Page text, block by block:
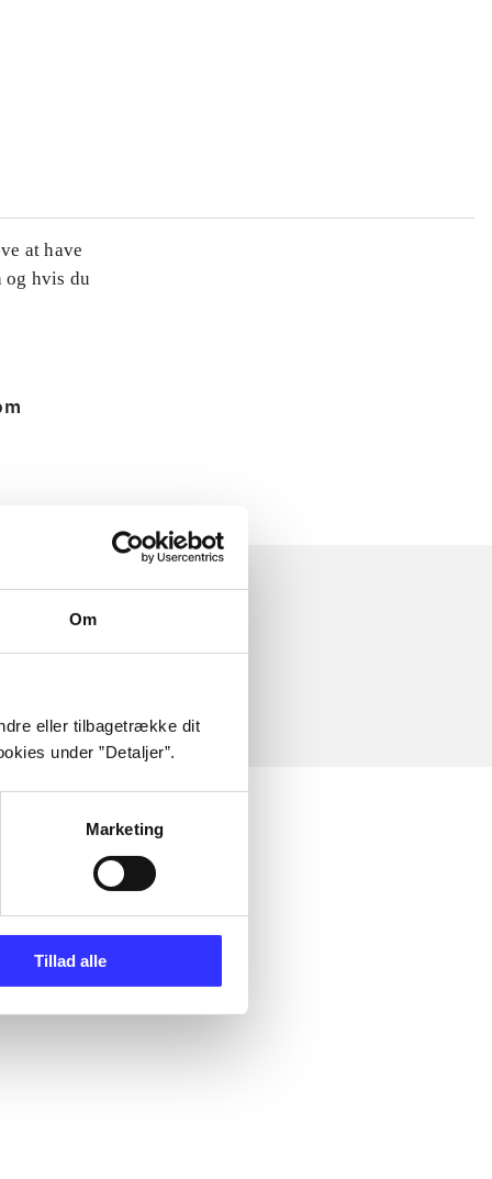
Om
eller tilbagetrække dit
under ”Detaljer”.
Marketing
Tillad alle
at have
og hvis du